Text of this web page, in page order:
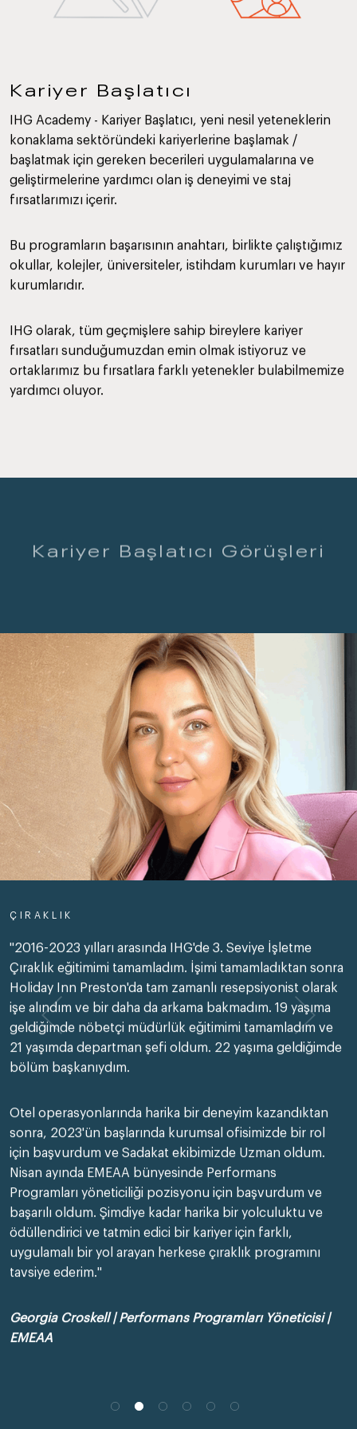
Kariyer Başlatıcı
IHG Academy - Kariyer Başlatıcı, yeni nesil yeteneklerin
konaklama sektöründeki kariyerlerine başlamak /
başlatmak için gereken becerileri uygulamalarına ve
geliştirmelerine yardımcı olan iş deneyimi ve staj
fırsatlarımızı içerir.
Bu programların başarısının anahtarı, birlikte çalıştığımız
okullar, kolejler, üniversiteler, istihdam kurumları ve hayır
kurumlarıdır.
IHG olarak, tüm geçmişlere sahip bireylere kariyer
fırsatları sunduğumuzdan emin olmak istiyoruz ve
ortaklarımız bu fırsatlara farklı yetenekler bulabilmemize
yardımcı oluyor.
ÇIRAKLIK
"2016-2023 yılları arasında IHG'de 3. Seviye İşletme
Çıraklık eğitimimi tamamladım. İşimi tamamladıktan sonra
Holiday Inn Preston'da tam zamanlı resepsiyonist olarak
işe alındım ve bir daha da arkama bakmadım. 19 yaşıma
geldiğimde nöbetçi müdürlük eğitimimi tamamladım ve
21 yaşımda departman şefi oldum. 22 yaşıma geldiğimde
bölüm başkanıydım.
Otel operasyonlarında harika bir deneyim kazandıktan
sonra, 2023'ün başlarında kurumsal ofisimizde bir rol
için başvurdum ve Sadakat ekibimizde Uzman oldum.
Nisan ayında EMEAA bünyesinde Performans
Programları yöneticiliği pozisyonu için başvurdum ve
başarılı oldum. Şimdiye kadar harika bir yolculuktu ve
ödüllendirici ve tatmin edici bir kariyer için farklı,
uygulamalı bir yol arayan herkese çıraklık programını
tavsiye ederim."
Georgia Croskell | Performans Programları Yöneticisi |
EMEAA